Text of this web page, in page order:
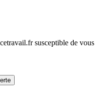
susceptible de vous